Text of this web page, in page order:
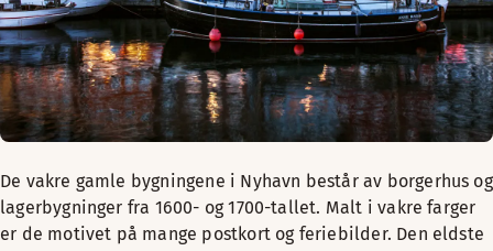
De vakre gamle bygningene i Nyhavn består av borgerhus og
lagerbygninger fra 1600- og 1700-tallet. Malt i vakre farger
er de motivet på mange postkort og feriebilder. Den eldste